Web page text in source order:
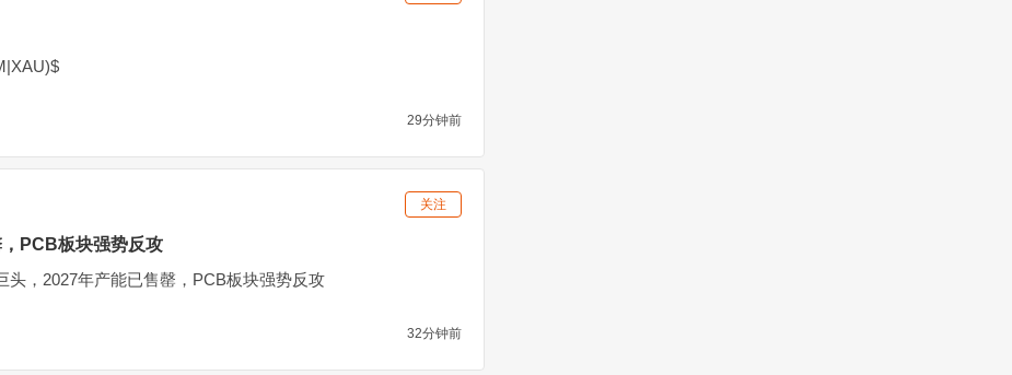
29分钟前
关注
PCB板块强势反攻
头，2027年产能已售罄，PCB板块强势反攻
32分钟前